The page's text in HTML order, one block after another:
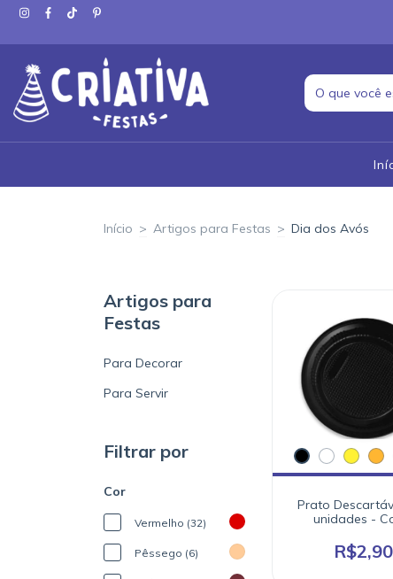
Início > Artigos para Festas > Dia dos Avós
Artigos para
Festas
Para Decorar
Para Servir
Filtrar por
Cor
Vermelho (32)
Pêssego (6)
Prato
unidades -
R$2,90